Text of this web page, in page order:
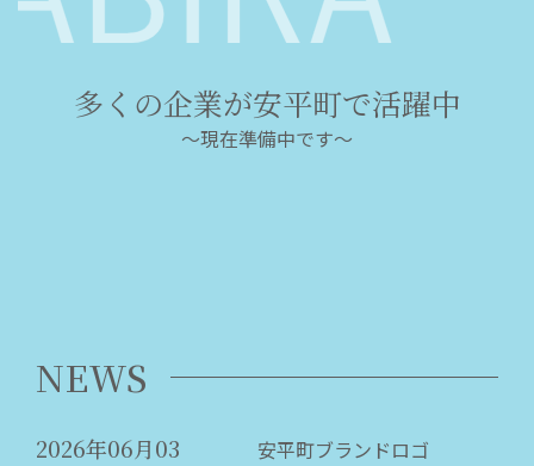
多くの企業が安平町で活躍中
～現在準備中です～
NEWS
2026年06月03
安平町ブランドロゴ